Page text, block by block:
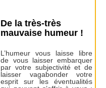
De la très-très
mauvaise humeur !
L’humeur vous laisse libre
de vous laisser embarquer
par votre subjectivité et de
laisser vagabonder votre
esprit sur les éventualités